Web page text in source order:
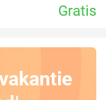
Gratis